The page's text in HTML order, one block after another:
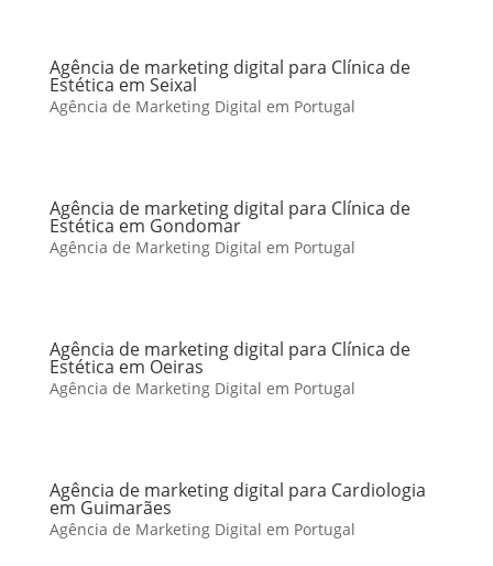
Agência de marketing digital para Clínica de
Estética em Seixal
Agência de Marketing Digital em Portugal
Agência de marketing digital para Clínica de
Estética em Gondomar
Agência de Marketing Digital em Portugal
Agência de marketing digital para Clínica de
Estética em Oeiras
Agência de Marketing Digital em Portugal
Agência de marketing digital para Cardiologia
em Guimarães
Agência de Marketing Digital em Portugal